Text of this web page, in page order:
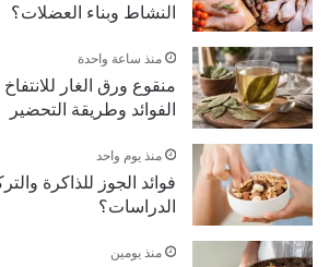
النشاط وبناء العضلات؟
منذ ساعة واحدة
منقوع ورق الغار
الفوائد وطريقة التحضير
منذ يوم واحد
فوائد الجوز للذاكرة
الدراسات؟
منذ يومين